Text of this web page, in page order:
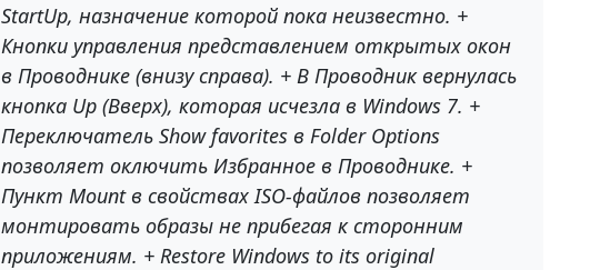
StartUp, назначение которой пока неизвестно. +
Кнопки управления представлением открытых окон
в Проводнике (внизу справа). + В Проводник вернулась
кнопка Up (Вверх), которая исчезла в Windows 7. +
Переключатель Show favorites в Folder Options
позволяет оключить Избранное в Проводнике. +
Пункт Mount в свойствах ISO-файлов позволяет
монтировать образы не прибегая к сторонним
приложениям. + Restore Windows to its original